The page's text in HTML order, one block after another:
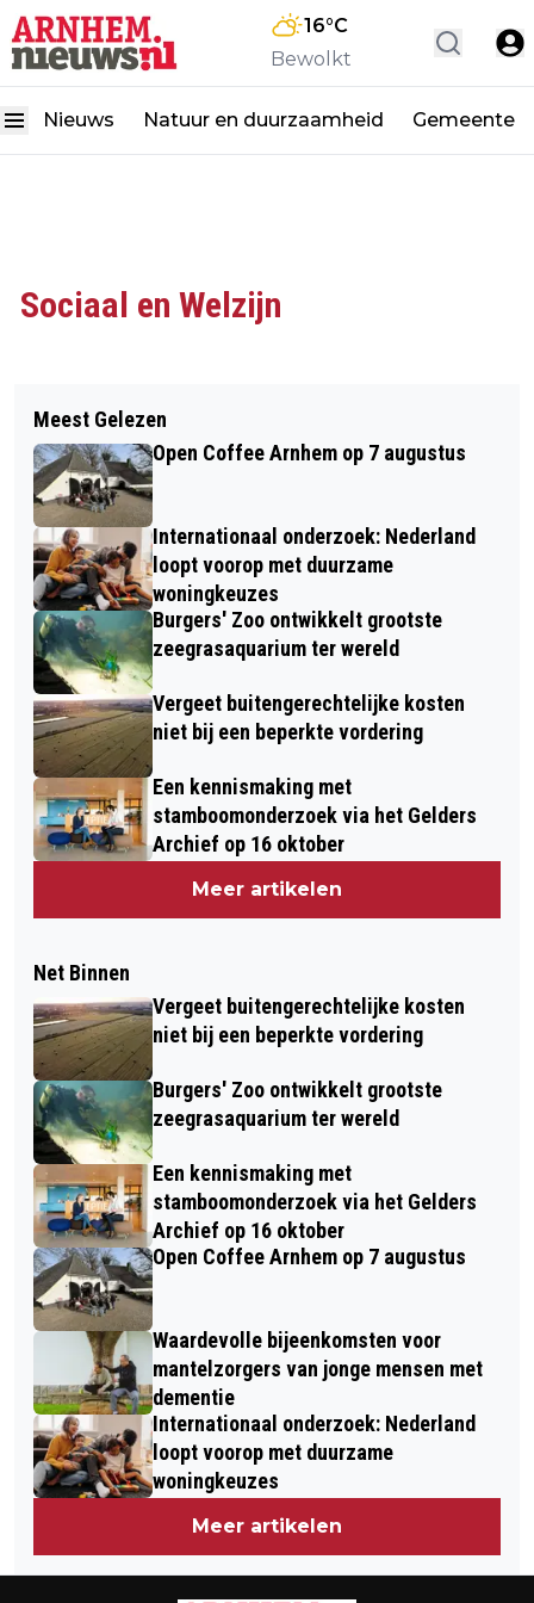
16°C
Bewolkt
Nieuws Natuur en duurzaamheid Gemeente
Sociaal en Welzijn
Meest Gelezen
Open Coffee Arnhem op 7 augustus
Internationaal onderzoek: Nederland
loopt voorop met duurzame
woningkeuzes
Burgers' Zoo ontwikkelt grootste
zeegrasaquarium ter wereld
Vergeet buitengerechtelijke kosten
niet bij een beperkte vordering
Een kennismaking met
stamboomonderzoek via het Gelders
Archief op 16 oktober
Meer artikelen
Net Binnen
Vergeet buitengerechtelijke kosten
niet bij een beperkte vordering
Burgers' Zoo ontwikkelt grootste
zeegrasaquarium ter wereld
Een kennismaking met
stamboomonderzoek via het Gelders
Archief op 16 oktober
Open Coffee Arnhem op 7 augustus
Waardevolle bijeenkomsten voor
mantelzorgers van jonge mensen met
dementie
Internationaal onderzoek: Nederland
loopt voorop met duurzame
woningkeuzes
Meer artikelen